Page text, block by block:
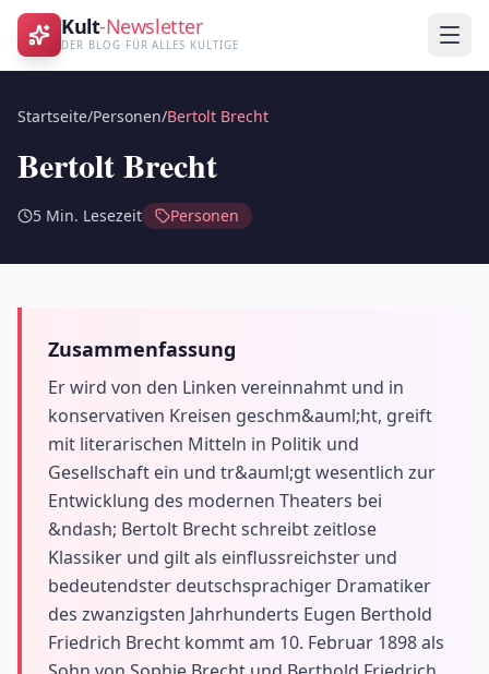
Kult-Newsletter
DER BLOG FÜR ALLES KULTIGE
Startseite/Personen/Bertolt Brecht
Bertolt Brecht
5 Min. Lesezeit Personen
Zusammenfassung
Er wird von den Linken vereinnahmt und in
konservativen Kreisen geschm&auml;ht, greift
mit literarischen Mitteln in Politik und
Gesellschaft ein und tr&auml;gt wesentlich zur
Entwicklung des modernen Theaters bei
&ndash; Bertolt Brecht schreibt zeitlose
Klassiker und gilt als einflussreichster und
bedeutendster deutschsprachiger Dramatiker
des zwanzigsten Jahrhunderts Eugen Berthold
Friedrich Brecht kommt am 10. Februar 1898 als